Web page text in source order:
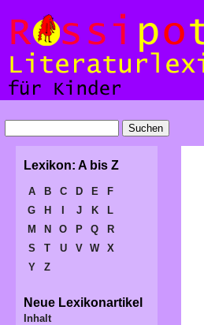
Lexikon: A bis Z
A B C D E
F
G
H J K
L
M
N O P Q
R
S
T U V W
X
Y
Z
Neue Lexikonartikel
Inhalt